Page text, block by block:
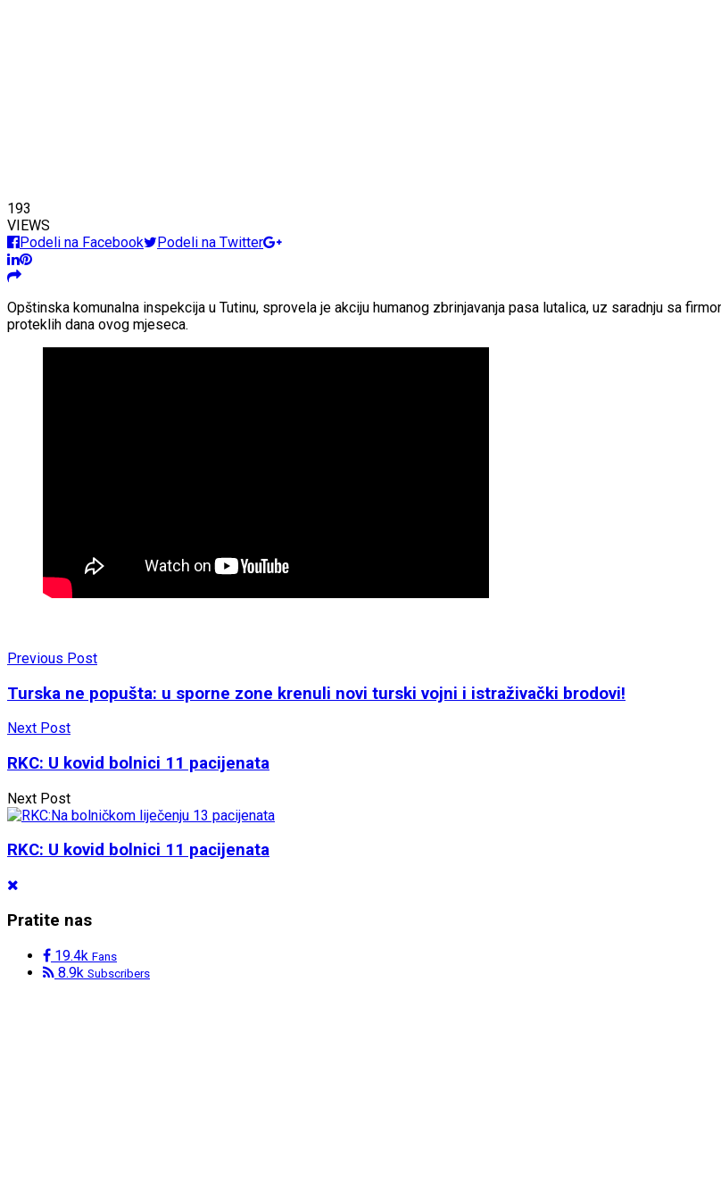
193
VIEWS
Podeli na Facebook
Podeli na Twitter
Opštinska komunalna inspekcija u Tutinu, sprovela je akciju humanog zbrinjavanja pasa lutalica, uz saradnju sa
proteklih dana ovog mjeseca.
Previous Post
Turska ne popušta: u sporne zone krenuli novi turski vojni i istraživački brodovi!
Next Post
RKC: U kovid bolnici 11 pacijenata
Next Post
RKC: U kovid bolnici 11 pacijenata
Pratite nas
19.4k Fans
8.9k Subscribers